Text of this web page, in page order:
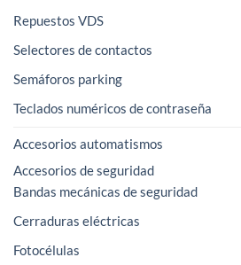
Repuestos VDS
Selectores de contactos
Semáforos parking
Teclados numéricos de contraseña
Accesorios automatismos
Accesorios de seguridad
Bandas mecánicas de seguridad
Cerraduras eléctricas
Fotocélulas